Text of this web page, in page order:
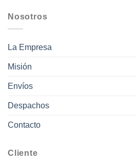
Nosotros
La Empresa
Misión
Envíos
Despachos
Contacto
Cliente